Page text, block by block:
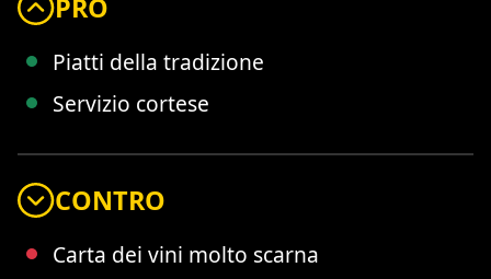
PRO
Piatti della tradizione
Servizio cortese
CONTRO
Carta dei vini molto scarna